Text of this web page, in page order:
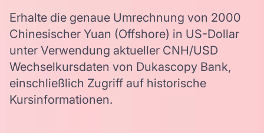
Erhalte die genaue Umrechnung von 2000
Chinesischer Yuan (Offshore) in US-Dollar
unter Verwendung aktueller CNH/USD
Wechselkursdaten von Dukascopy Bank,
einschließlich Zugriff auf historische
Kursinformationen.